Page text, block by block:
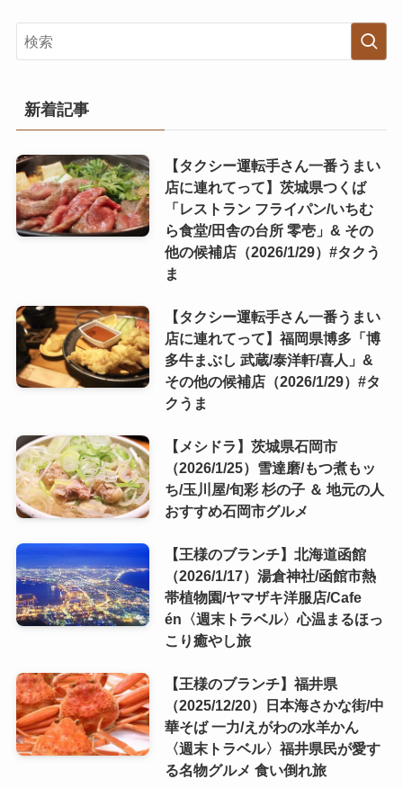
新着記事
【タクシー運転手さん一番うまい
店に連れてって】茨城県つくば
「レストラン フライパン/いちむ
ら食堂/田舎の台所 零壱」& その
他の候補店（2026/1/29）#タクう
ま
【タクシー運転手さん一番うまい
店に連れてって】福岡県博多「博
多牛まぶし 武蔵/泰洋軒/喜人」&
その他の候補店（2026/1/29）#タ
クうま
【メシドラ】茨城県石岡市
（2026/1/25）雪達磨/もつ煮もッ
ち/玉川屋/旬彩 杉の子 ＆ 地元の人
おすすめ石岡市グルメ
【王様のブランチ】北海道函館
（2026/1/17）湯倉神社/函館市熱
帯植物園/ヤマザキ洋服店/Cafe
én〈週末トラベル〉心温まるほっ
こり癒やし旅
【王様のブランチ】福井県
（2025/12/20）日本海さかな街/中
華そば 一力/えがわの水羊かん
〈週末トラベル〉福井県民が愛す
る名物グルメ 食い倒れ旅